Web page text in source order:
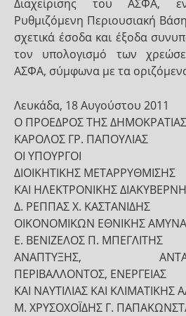
Διαχείρισης του ΑΣΦΑ,
Ρυθμιζόμενη Περιουσιακή
σχετικά έσοδα και έξοδα
τον υπολογισμό των
ΑΣΦΑ, σύμφωνα με τα
Λευκάδα, 18 Αυγούστου 2011
Ο ΠΡΟΕΔΡΟΣ ΤΗΣ ΔΗΜΟΚΡΑΤΙΑΣ
ΚΑΡΟΛΟΣ ΓΡ. ΠΑΠΟΥΛΙΑΣ
ΟΙ ΥΠΟΥΡΓΟΙ
ΔΙΟΙΚΗΤΙΚΗΣ ΜΕΤΑΡΡΥΘΜΙΣΗΣ
ΚΑΙ ΗΛΕΚΤΡΟΝΙΚΗΣ
Δ. ΡΕΠΠΑΣ Χ. ΚΑΣΤΑΝΙΔΗΣ
ΟΙΚΟΝΟΜΙΚΩΝ ΕΘΝΙΚΗΣ
Ε. ΒΕΝΙΖΕΛΟΣ Π. ΜΠΕΓΛΙΤΗΣ
ΑΝΑΠΤΥΞΗΣ,
ΠΕΡΙΒΑΛΛΟΝΤΟΣ, ΕΝΕΡΓΕΙΑΣ
ΚΑΙ ΝΑΥΤΙΛΙΑΣ ΚΑΙ ΚΛΙΜΑΤΙΚΗΣ
Μ. ΧΡΥΣΟΧΟΪΔΗΣ Γ.